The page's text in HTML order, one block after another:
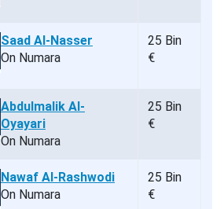
Saad Al-Nasser
On Numara
25 Bin
€
Abdulmalik Al-
Oyayari
On Numara
25 Bin
€
Nawaf Al-Rashwodi
On Numara
25 Bin
€